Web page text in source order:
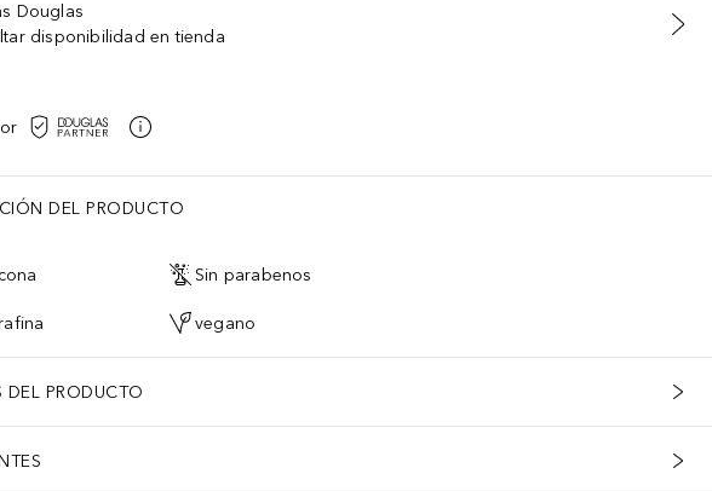
Douglas
disponibilidad en tienda
DEL PRODUCTO
Sin parabenos
vegano
DEL PRODUCTO